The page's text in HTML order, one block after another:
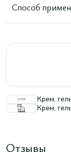
Способ
Крем,
Крем,
Отзывы